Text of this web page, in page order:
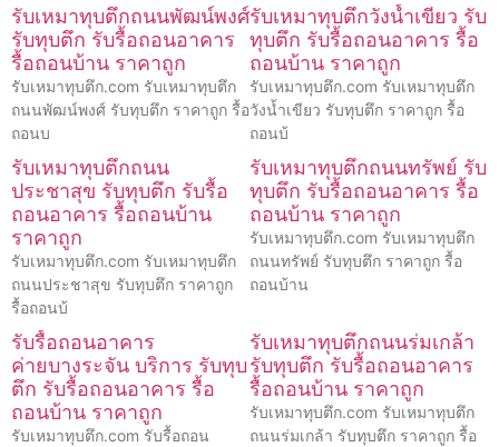
รับเหมาทุบตึกถนนพัฒน์พงศ์
รับทุบตึก รับรื้อถอนอาคาร
รื้อถอนบ้าน ราคาถูก
รับเหมาทุบตึก.com รับเหมาทุบตึก
ถนนพัฒน์พงศ์ รับทุบตึก ราคาถูก รื้อ
ถอนบ
รับเหมาทุบตึกวังน้ำเขียว รับ
ทุบตึก รับรื้อถอนอาคาร รื้อ
ถอนบ้าน ราคาถูก
รับเหมาทุบตึก.com รับเหมาทุบตึก
วังน้ำเขียว รับทุบตึก ราคาถูก รื้อ
ถอนบ้
รับเหมาทุบตึกถนน
ประชาสุข รับทุบตึก รับรื้อ
ถอนอาคาร รื้อถอนบ้าน
ราคาถูก
รับเหมาทุบตึก.com รับเหมาทุบตึก
ถนนประชาสุข รับทุบตึก ราคาถูก
รื้อถอนบ้
รับเหมาทุบตึกถนนทรัพย์ รับ
ทุบตึก รับรื้อถอนอาคาร รื้อ
ถอนบ้าน ราคาถูก
รับเหมาทุบตึก.com รับเหมาทุบตึก
ถนนทรัพย์ รับทุบตึก ราคาถูก รื้อ
ถอนบ้าน
รับรื้อถอนอาคาร
ค่ายบางระจัน บริการ รับทุบ
ตึก รับรื้อถอนอาคาร รื้อ
ถอนบ้าน ราคาถูก
รับเหมาทุบตึก.com รับรื้อถอน
รับเหมาทุบตึกถนนร่มเกล้า
รับทุบตึก รับรื้อถอนอาคาร
รื้อถอนบ้าน ราคาถูก
รับเหมาทุบตึก.com รับเหมาทุบตึก
ถนนร่มเกล้า รับทุบตึก ราคาถูก รื้อ